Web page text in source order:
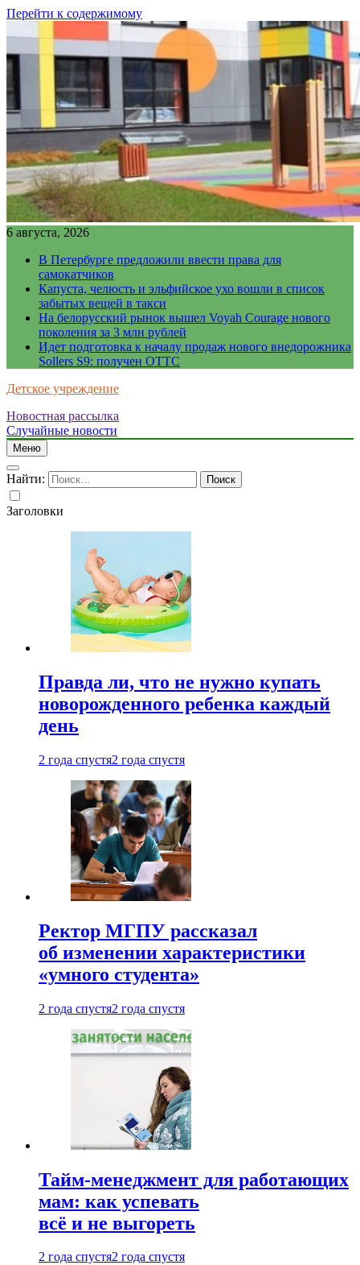
Перейти к содержимому
6 августа, 2026
В Петербурге предложили ввести права для
самокатчиков
Капуста, челюсть и эльфийское ухо вошли в список
забытых вещей в такси
На белорусский рынок вышел Voyah Courage нового
поколения за 3 млн рублей
Идет подготовка к началу продаж нового внедорожника
Sollers S9: получен ОТТС
Детское учреждение
Новостная рассылка
Случайные новости
Меню
Найти:
Заголовки
Правда ли, что не нужно купать
новорожденного ребенка каждый
день
2 года спустя2 года спустя
Ректор МГПУ рассказал
об изменении характеристики
«умного студента»
2 года спустя2 года спустя
Тайм-менеджмент для работающих
мам: как успевать
всё и не выгореть
2 года спустя2 года спустя